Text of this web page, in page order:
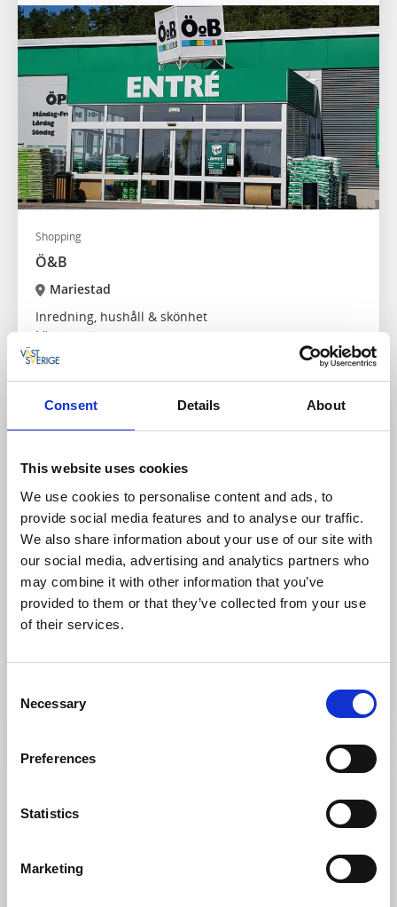
Consent Details About
This website uses cookies
We use cookies to personalise content and ads, to
provide social media features and to analyse our traffic.
We also share information about your use of our site with
our social media, advertising and analytics partners who
may combine it with other information that you’ve
provided to them or that they’ve collected from your use
of their services.
Selection
Necessary
Preferences
Statistics
Marketing
Shopping
Ö&B
Mariestad
Inredning, hushåll & skönhet
Läs mer
Aktiviteter
Saker & Smått
Läs mer